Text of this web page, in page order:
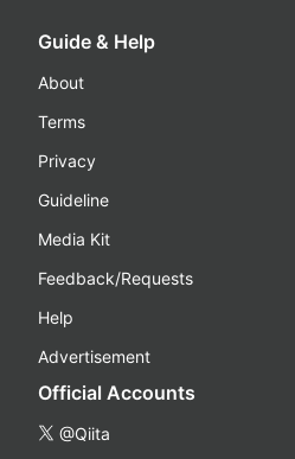
Guide & Help
About
Terms
Privacy
Guideline
Media Kit
Feedback/Requests
Help
Advertisement
Official Accounts
@Qiita